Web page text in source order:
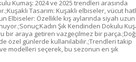
Kumaş: 2024 ve 2025 trendleri arasında
Tasarım: Kuşaklı elbiseler, vücut
Elbiseler: Özellikle kış aylarında siyah uzun
Şık Kendinden Dokulu
bir araya getiren vazgeçilmez bir
özel günlerde kullanılabilir.;Trendleri takip
modelleri seçerek, bu sezonun en şık